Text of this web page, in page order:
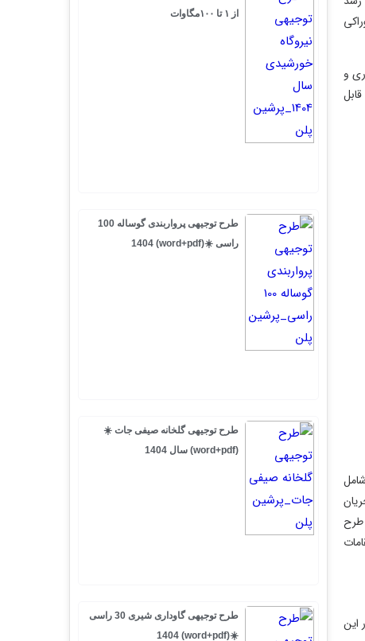
طرح توجیهی پرواربندی گوساله 100
راسی ☀️(word+pdf) 1404
طرح توجیهی گلخانه صیفی جات ☀️
طرح توجیهی گاوداری شیری 30 راسی